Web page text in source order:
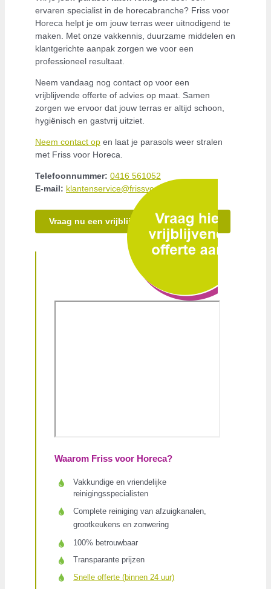
ervaren specialist in de horecabranche? Friss voor
Horeca helpt je om jouw terras weer uitnodigend te
maken. Met onze vakkennis, duurzame middelen en
klantgerichte aanpak zorgen we voor een
professioneel resultaat.
Neem vandaag nog contact op voor een
vrijblijvende offerte of advies op maat. Samen
zorgen we ervoor dat jouw terras er altijd schoon,
hygiënisch en gastvrij uitziet.
Neem contact op en laat je parasols weer stralen
met Friss voor Horeca.
Telefoonnummer: 0416 561052
E-mail: klantenservice@frissvoorhoreca.nl
Vraag nu een vrijblijvende offerte aan!
Waarom Friss voor Horeca?
Vakkundige en vriendelijke
reinigingsspecialisten
Complete reiniging van afzuigkanalen,
grootkeukens en zonwering
100% betrouwbaar
Transparante prijzen
Snelle offerte (binnen 24 uur)